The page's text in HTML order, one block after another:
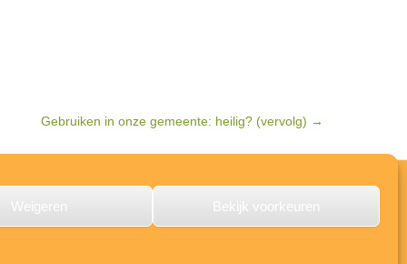
Weigeren Bekijk voorkeuren
Gebruiken in onze gemeente: heilig? (vervolg) →